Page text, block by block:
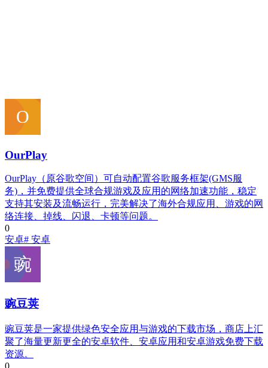
OurPlay
OurPlay（原谷歌空间）可自动配置谷歌服务框架(GMS服
务)，并免费提供全球合规游戏及应用的网络加速功能，稳定
支持其安装及流畅运行，完美解决了海外合规应用、游戏的网
络连接、掉线、闪退、卡顿等问题。
0
安卓# 安卓
豌豆荚
豌豆荚是一家提供绿色安全应用与游戏的下载市场，商店上汇
聚了海量更新更全的安卓软件、安卓应用和安卓游戏免费下载
资源。
0